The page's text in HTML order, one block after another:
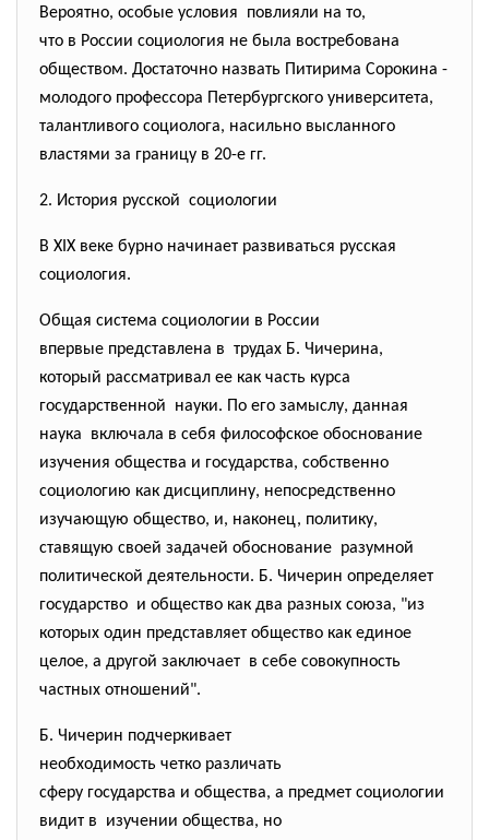
Вероятно, особые условия повлияли на то,
что в России социология не была востребована
обществом. Достаточно назвать Питирима Сорокина -
молодого профессора Петербургского университета,
талантливого социолога, насильно высланного
властями за границу в 20-е гг.
2. История русской социологии
В XIX веке бурно начинает развиваться русская
социология.
Общая система социологии в России
впервые представлена в трудах Б. Чичерина,
который рассматривал ее как часть курса
государственной науки. По его замыслу, данная
наука включала в себя философское обоснование
изучения общества и государства, собственно
социологию как дисциплину, непосредственно
изучающую общество, и, наконец, политику,
ставящую своей задачей обоснование разумной
политической деятельности. Б. Чичерин определяет
государство и общество как два разных союза, "из
которых один представляет общество как единое
целое, а другой заключает в себе совокупность
частных отношений".
Б. Чичерин подчеркивает
необходимость четко различать
сферу государства и общества, а предмет социологии
видит в изучении общества, но